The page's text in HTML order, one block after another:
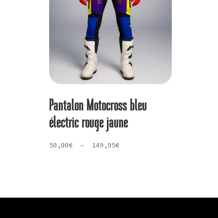
Pantalon Motocross bleu
électric rouge jaune
50,00€ – 149,95€Plage
149,95€